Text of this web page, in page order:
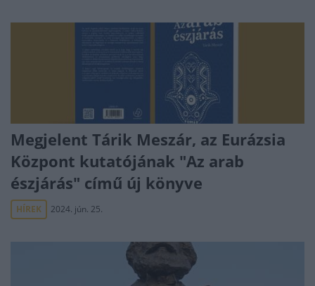
Megjelent Tárik Meszár, az Eurázsia
Központ kutatójának "Az arab
észjárás" című új könyve
HÍREK 2024. jún. 25.